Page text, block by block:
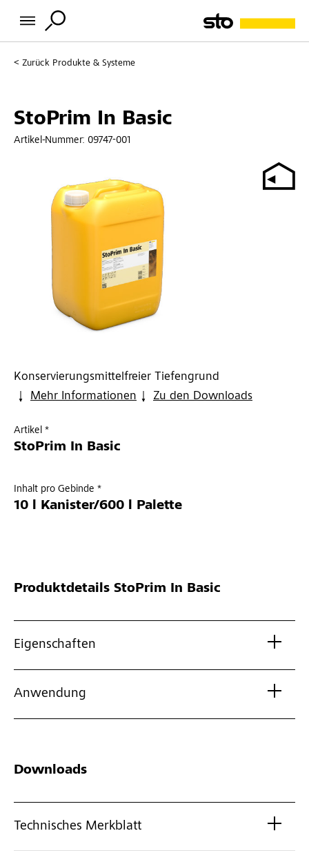
Zurück Produkte & Systeme
StoPrim In Basic
Artikel-Nummer: 09747-001
Konservierungsmittelfreier Tiefengrund
Mehr Informationen
Zu den Downloads
Artikel *
StoPrim In Basic
Inhalt pro Gebinde *
10 l Kanister/600 l Palette
Produktdetails StoPrim In Basic
Eigenschaften
Anwendung
Downloads
Technisches Merkblatt